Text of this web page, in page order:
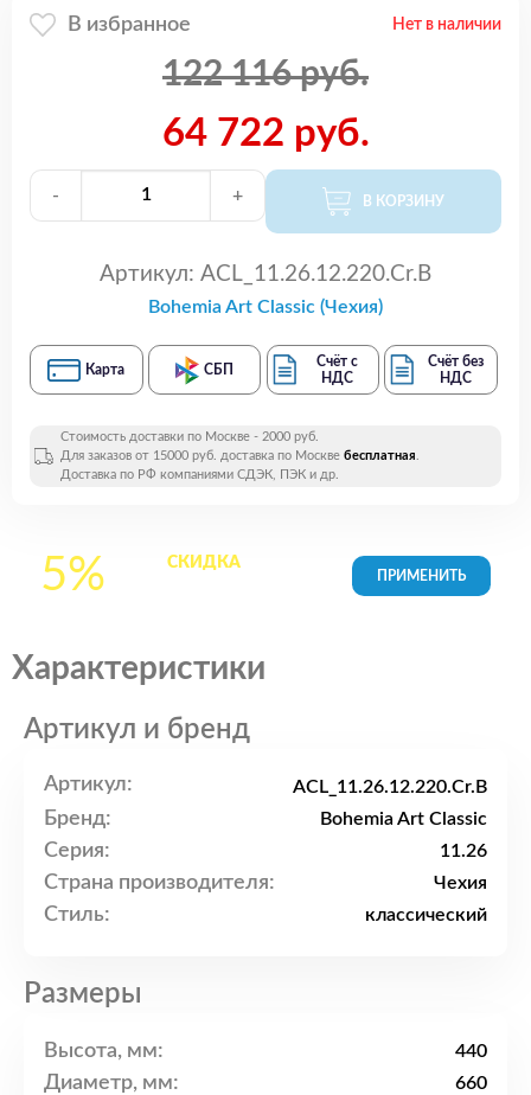
В избранное Нет в наличии
122 116 руб.
64 722 руб.
- + В КОРЗИНУ
Артикул: ACL_11.26.12.220.Cr.B
Bohemia Art Classic (Чехия)
Карта СБП
Счёт с
НДС
Счёт без
НДС
Стоимость доставки по Москве - 2000 руб.
Для заказов от 15000 руб. доставка по Москве бесплатная.
Доставка по РФ компаниями СДЭК, ПЭК и др.
5% СКИДКАна все
Характеристики
Артикул и бренд
Артикул: ACL_11.26.12.220.Cr.B
Бренд: Bohemia Art Classic
Серия: 11.26
Страна производителя: Чехия
Стиль: классический
Размеры
Высота, мм: 440
Диаметр, мм: 660